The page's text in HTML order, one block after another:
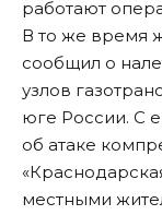
работают
В то же время
сообщил о
узлов
юге России. С
об атаке
местными